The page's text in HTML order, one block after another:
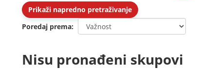
Prikaži napredno pretraživanje
Poredaj prema
Nisu pronađeni skupovi